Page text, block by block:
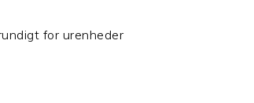
for urenheder